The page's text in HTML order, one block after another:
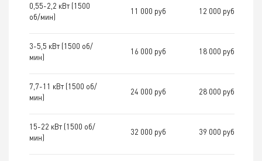
0,55-2,2 кВт (1500
об/мин)
11 000 руб 12 000 руб
3-5,5 кВт (1500 об/
мин)
16 000 руб 18 000 руб
7,7-11 кВт (1500 об/
мин)
24 000 руб 28 000 руб
15-22 кВт (1500 об/
мин)
32 000 руб 39 000 руб